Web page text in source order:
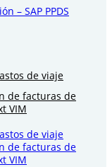
– SAP PPDS
de viaje
de facturas de
VIM
de viaje
de facturas de
VIM